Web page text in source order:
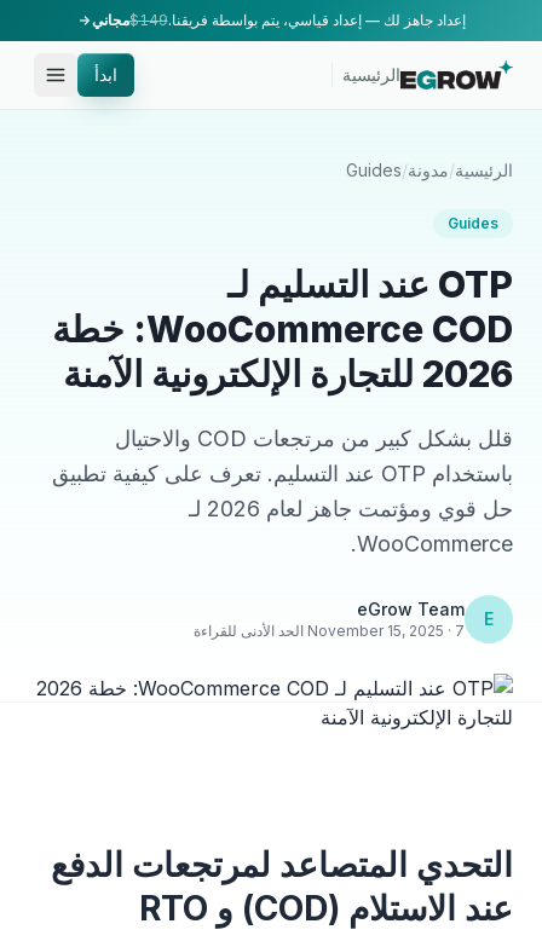
إعداد جاهز لك — إعداد قياسي، يتم بواسطة فريقنا.$149مجاني
الرئيسية ابدأ
الرئيسية/مدونة/
Guides
Guides
OTP عند التسليم لـ
WooCommerce COD: خطة
2026 للتجارة الإلكترونية الآمنة
قلل بشكل كبير من مرتجعات COD والاحتيال
باستخدام OTP عند التسليم. تعرف على كيفية تطبيق
حل قوي ومؤتمت جاهز لعام 2026 لـ
WooCommerce.
E
eGrow Team
November 15, 2025 · 7 الحد الأدنى للقراءة
التحدي المتصاعد لمرتجعات الدفع
عند الاستلام (COD) و RTO